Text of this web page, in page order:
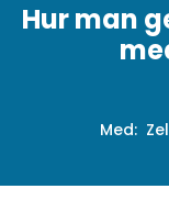
Hur man
Med: Zel